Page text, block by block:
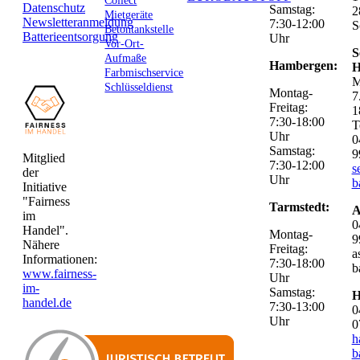
Datenschutz
Newsletteranmeldung
Batterieentsorgung
Mitglied
der
Initiative
"Fairness
im
Handel".
Nähere
Informationen:
www.fairness-
im-
handel.de
Mietgeräte
Betontankstelle
Vor-Ort-
Aufmaße
Farbmischservice
Schlüsseldienst
Samstag:
7:30-12:00
Uhr
Hambergen:
Montag-
Freitag:
7:30-18:00
Uhr
Samstag:
7:30-12:00
Uhr
Tarmstedt:
Montag-
Freitag:
7:30-18:00
Uhr
Samstag:
7:30-13:00
Uhr